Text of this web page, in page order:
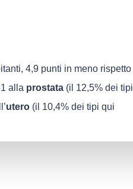
4,9 punti in meno rispetto
alla prostata (il 12,5% dei tipi
utero (il 10,4% dei tipi qui